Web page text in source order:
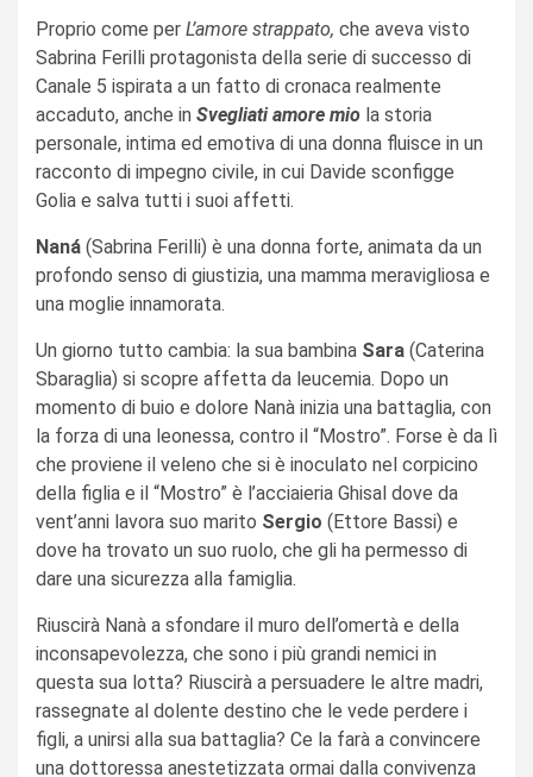
Proprio come per L’amore strappato, che aveva visto
Sabrina Ferilli protagonista della serie di successo di
Canale 5 ispirata a un fatto di cronaca realmente
accaduto, anche in Svegliati amore mio la storia
personale, intima ed emotiva di una donna fluisce in un
racconto di impegno civile, in cui Davide sconfigge
Golia e salva tutti i suoi affetti.
Naná (Sabrina Ferilli) è una donna forte, animata da un
profondo senso di giustizia, una mamma meravigliosa e
una moglie innamorata.
Un giorno tutto cambia: la sua bambina Sara (Caterina
Sbaraglia) si scopre affetta da leucemia. Dopo un
momento di buio e dolore Nanà inizia una battaglia, con
la forza di una leonessa, contro il “Mostro”. Forse è da lì
che proviene il veleno che si è inoculato nel corpicino
della figlia e il “Mostro” è l’acciaieria Ghisal dove da
vent’anni lavora suo marito Sergio (Ettore Bassi) e
dove ha trovato un suo ruolo, che gli ha permesso di
dare una sicurezza alla famiglia.
Riuscirà Nanà a sfondare il muro dell’omertà e della
inconsapevolezza, che sono i più grandi nemici in
questa sua lotta? Riuscirà a persuadere le altre madri,
rassegnate al dolente destino che le vede perdere i
figli, a unirsi alla sua battaglia? Ce la farà a convincere
una dottoressa anestetizzata ormai dalla convivenza